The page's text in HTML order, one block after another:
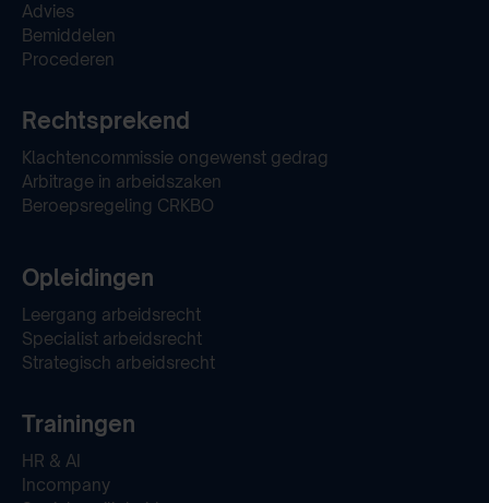
Advies
Bemiddelen
Procederen
Rechtsprekend
Klachtencommissie ongewenst gedrag
Arbitrage in arbeidszaken
Beroepsregeling CRKBO
Opleidingen
Leergang arbeidsrecht
Specialist arbeidsrecht
Strategisch arbeidsrecht
Trainingen
HR & AI
Incompany